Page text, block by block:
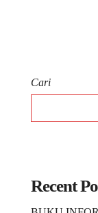
Cari
Recent